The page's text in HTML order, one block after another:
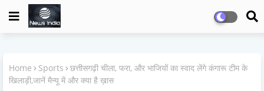
Home Sports
छत्तीसगढ़ी चीला, फरा, और भाजियों का स्वाद लेंगे कंगारू टीम के
खिलाड़ी,जानें मैन्यू में और क्या है ख़ास